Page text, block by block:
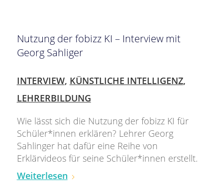
Nutzung der fobizz KI – Interview mit
Georg Sahliger
INTERVIEW, KÜNSTLICHE INTELLIGENZ,
LEHRERBILDUNG
Wie lässt sich die Nutzung der fobizz KI für
Schüler*innen erklären? Lehrer Georg
Sahlinger hat dafür eine Reihe von
Erklärvideos für seine Schüler*innen erstellt.
Weiterlesen